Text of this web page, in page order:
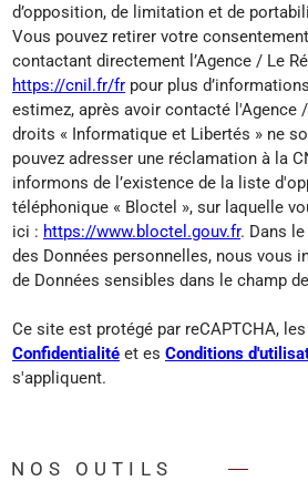
d’opposition, de limitation et de
Vous pouvez retirer votre
contactant directement l’Agence / Le
https://cnil.fr/fr pour plus
estimez, après avoir contacté l'Agence
droits « Informatique et Libertés » ne
pouvez adresser une réclamation à la
informons de l’existence de la liste
téléphonique « Bloctel », sur laquelle
ici : https://www.bloctel.gouv.fr. Dans
des Données personnelles, nous vous
de Données sensibles dans le champ
Ce site est protégé par reCAPTCHA, les
Confidentialité et es Conditions
s'appliquent.
NOS OUTILS